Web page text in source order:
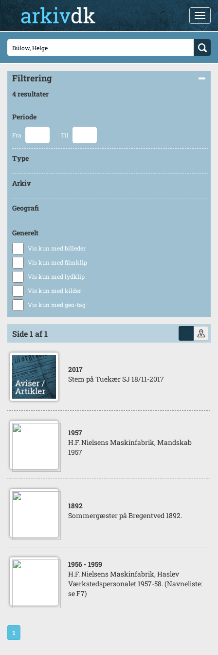
Filtrering
4 resultater
Periode
Fra Til
Type
Arkiv
Geografi
Generelt
Vis kun med billeder
Vis kun med filmklip
Vis kun med lydklip
Vis kun med kilder
Vis kun med geo-tag
Side 1 af 1
2017
Stem på Tuekær SJ 18/11-2017
1957
H.F. Nielsens Maskinfabrik, Mandskab
1957
1892
Sommergæster på Bregentved 1892.
1956 - 1959
H.F. Nielsens Maskinfabrik, Haslev
Værkstedspersonalet 1957-58. (Navneliste:
se F7)
1